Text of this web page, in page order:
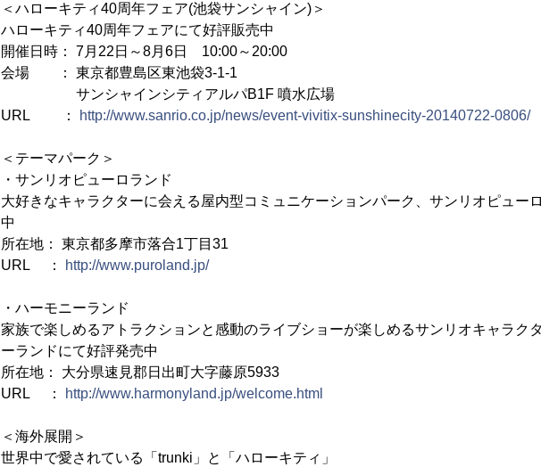
＜ハローキティ40周年フェア(池袋サンシャイン)＞
ハローキティ40周年フェアにて好評販売中
開催日時： 7月22日～8月6日 10:00～20:00
会場 ： 東京都豊島区東池袋3-1-1
サンシャインシティアルパB1F 噴水広場
URL ：
http://www.sanrio.co.jp/news/event-vivitix-sunshinecity-20140722-0806/
＜テーマパーク＞
・サンリオピューロランド
大好きなキャラクターに会える屋内型コミュニケーションパーク、サンリオピュー
中
所在地： 東京都多摩市落合1丁目31
URL ：
http://www.puroland.jp/
・ハーモニーランド
家族で楽しめるアトラクションと感動のライブショーが楽しめるサンリオキャラク
ーランドにて好評発売中
所在地： 大分県速見郡日出町大字藤原5933
URL ：
http://www.harmonyland.jp/welcome.html
＜海外展開＞
世界中で愛されている「trunki」と「ハローキティ」